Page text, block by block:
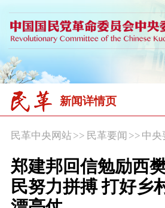
新闻详情页
民革中央网站>> 民革要闻 >> 中央
郑建邦回信勉励西
民努力拼搏 打好乡